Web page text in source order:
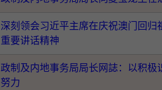
深刻领会习近平主席在庆祝澳门回
重要讲话精神
政制及内地事务局局长网誌：以积
努力